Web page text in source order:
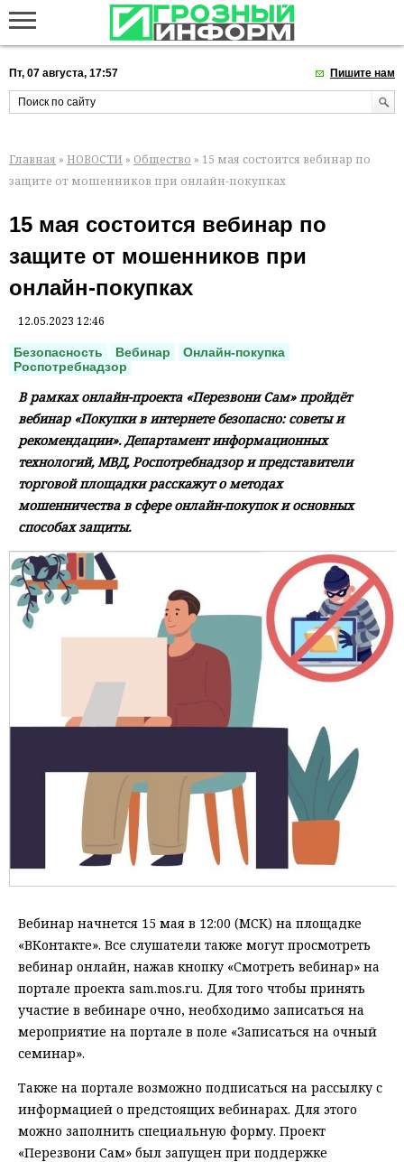
Пт, 07 августа, 17:57 Пишите нам
Главная » НОВОСТИ » Общество » 15 мая состоится вебинар по
защите от мошенников при онлайн-покупках
15 мая состоится вебинар по
защите от мошенников при
онлайн-покупках
12.05.2023 12:46
Безопасность Вебинар
Онлайн-покупка
Роспотребнадзор
В рамках онлайн-проекта «Перезвони Сам» пройдёт
вебинар «Покупки в интернете безопасно: советы и
рекомендации». Департамент информационных
технологий, МВД, Роспотребнадзор и представители
торговой площадки расскажут о методах
мошенничества в сфере онлайн-покупок и основных
способах защиты.
Вебинар начнется 15 мая в 12:00 (МСК) на площадке
«ВКонтакте». Все слушатели также могут просмотреть
вебинар онлайн, нажав кнопку «Смотреть вебинар» на
портале проекта sam.mos.ru. Для того чтобы принять
участие в вебинаре очно, необходимо записаться на
мероприятие на портале в поле «Записаться на очный
семинар».
Также на портале возможно подписаться на рассылку с
информацией о предстоящих вебинарах. Для этого
можно заполнить специальную форму. Проект
«Перезвони Сам» был запущен при поддержке